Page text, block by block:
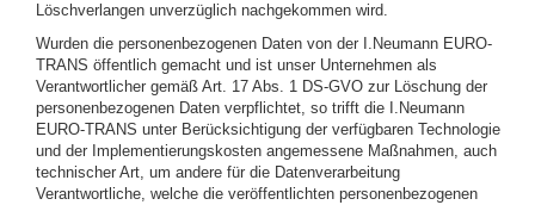
Löschverlangen unverzüglich nachgekommen wird.
Wurden die personenbezogenen Daten von der I.Neumann EURO-
TRANS öffentlich gemacht und ist unser Unternehmen als
Verantwortlicher gemäß Art. 17 Abs. 1 DS-GVO zur Löschung der
personenbezogenen Daten verpflichtet, so trifft die I.Neumann
EURO-TRANS unter Berücksichtigung der verfügbaren Technologie
und der Implementierungskosten angemessene Maßnahmen, auch
technischer Art, um andere für die Datenverarbeitung
Verantwortliche, welche die veröffentlichten personenbezogenen